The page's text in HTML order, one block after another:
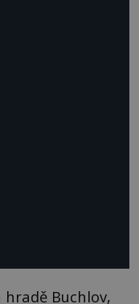
hradě Buchlov,